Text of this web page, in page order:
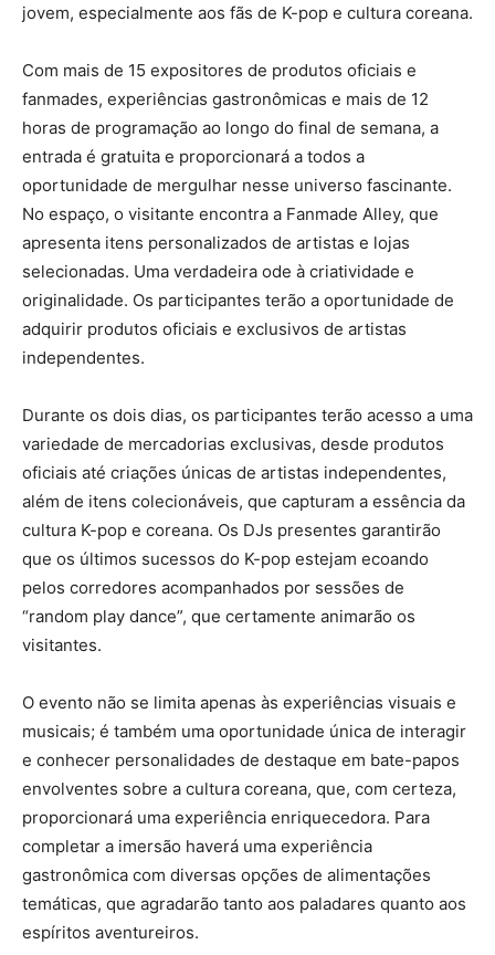
jovem, especialmente aos fãs de K-pop e cultura coreana.
Com mais de 15 expositores de produtos oficiais e
fanmades, experiências gastronômicas e mais de 12
horas de programação ao longo do final de semana, a
entrada é gratuita e proporcionará a todos a
oportunidade de mergulhar nesse universo fascinante.
No espaço, o visitante encontra a Fanmade Alley, que
apresenta itens personalizados de artistas e lojas
selecionadas. Uma verdadeira ode à criatividade e
originalidade. Os participantes terão a oportunidade de
adquirir produtos oficiais e exclusivos de artistas
independentes.
Durante os dois dias, os participantes terão acesso a uma
variedade de mercadorias exclusivas, desde produtos
oficiais até criações únicas de artistas independentes,
além de itens colecionáveis, que capturam a essência da
cultura K-pop e coreana. Os DJs presentes garantirão
que os últimos sucessos do K-pop estejam ecoando
pelos corredores acompanhados por sessões de
“random play dance”, que certamente animarão os
visitantes.
O evento não se limita apenas às experiências visuais e
musicais; é também uma oportunidade única de interagir
e conhecer personalidades de destaque em bate-papos
envolventes sobre a cultura coreana, que, com certeza,
proporcionará uma experiência enriquecedora. Para
completar a imersão haverá uma experiência
gastronômica com diversas opções de alimentações
temáticas, que agradarão tanto aos paladares quanto aos
espíritos aventureiros.